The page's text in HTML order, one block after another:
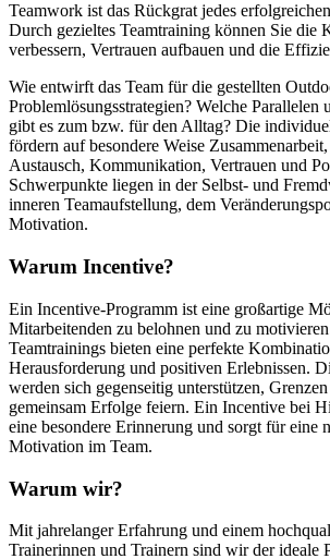
Teamwork ist das Rückgrat jedes
Durch gezieltes Teamtraining können Sie die
verbessern, Vertrauen aufbauen und die
Wie entwirft das Team für die gestellten
Problemlösungsstrategien? Welche Parallelen
gibt es zum bzw. für den Alltag? Die
fördern auf besondere Weise
Austausch, Kommunikation, Vertrauen und
Schwerpunkte liegen in der Selbst- und
inneren Teamaufstellung, dem
Motivation.
Warum Incentive?
Ein Incentive-Programm ist eine großartige
Mitarbeitenden zu belohnen und zu
Teamtrainings bieten eine perfekte
Herausforderung und positiven Erlebnissen.
werden sich gegenseitig unterstützen,
gemeinsam Erfolge feiern. Ein Incentive bei
eine besondere Erinnerung und sorgt für eine
Motivation im Team.
Warum wir?
Mit jahrelanger Erfahrung und einem
Trainerinnen und Trainern sind wir der ideale